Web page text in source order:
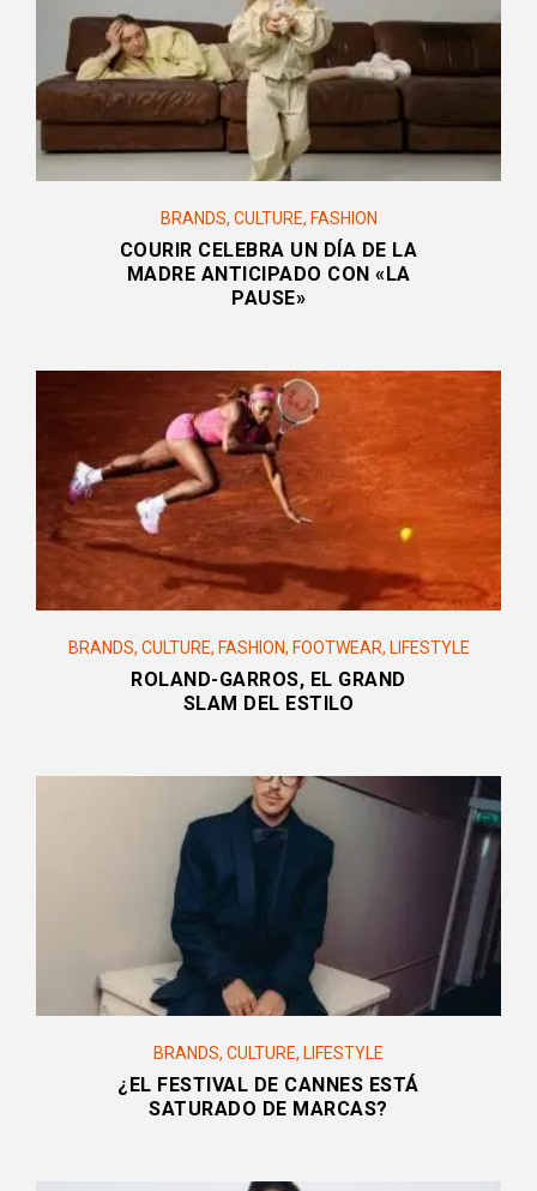
BRANDS, CULTURE, FASHION
COURIR CELEBRA UN DÍA DE LA
MADRE ANTICIPADO CON «LA
PAUSE»
BRANDS, CULTURE, FASHION, FOOTWEAR, LIFESTYLE
ROLAND-GARROS, EL GRAND
SLAM DEL ESTILO
BRANDS, CULTURE, LIFESTYLE
¿EL FESTIVAL DE CANNES ESTÁ
SATURADO DE MARCAS?